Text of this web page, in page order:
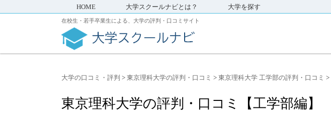
HOME 大学スクールナビとは？ 大学を探す
在校生・若手卒業生による、大学の評判・口コミサイト
大学の口コミ・評判 > 東京理科大学の評判・口コミ > 東京理科大学 工学部の評判・口コミ >
東京理科大学の評判・口コミ【工学部編】